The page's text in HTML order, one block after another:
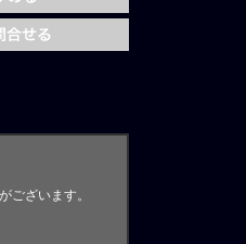
ございます。